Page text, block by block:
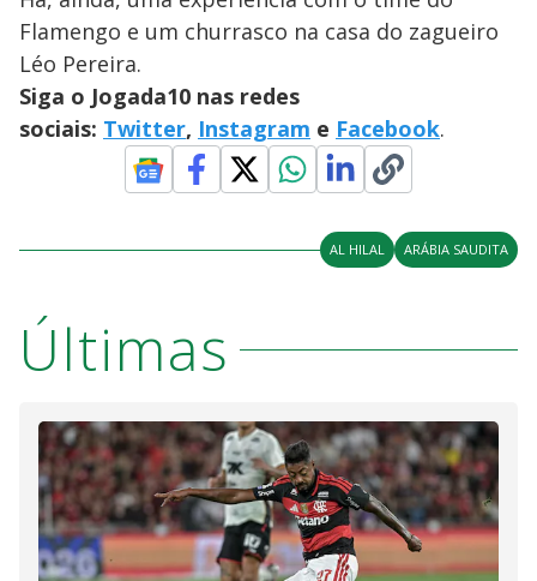
Flamengo e um churrasco na casa do zagueiro
Léo Pereira.
Siga o Jogada10 nas redes
sociais: Twitter, Instagram e Facebook.
AL HILAL ARÁBIA SAUDITA
Últimas